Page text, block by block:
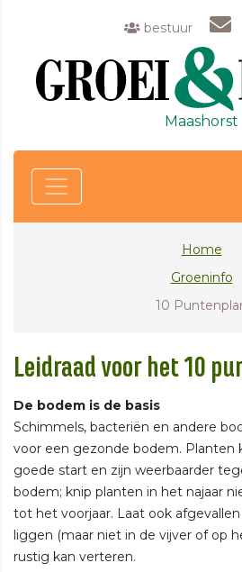
bestuur
Maashorst
Home
Groeninfo
10
Leidraad voor het 10
De bodem is de basis
Schimmels, bacteriën en andere
voor een gezonde bodem. Planten
goede start en zijn weerbaarder
bodem; knip planten in het najaar
tot het voorjaar. Laat ook
liggen (maar niet in de vijver of op
rustig kan verteren.